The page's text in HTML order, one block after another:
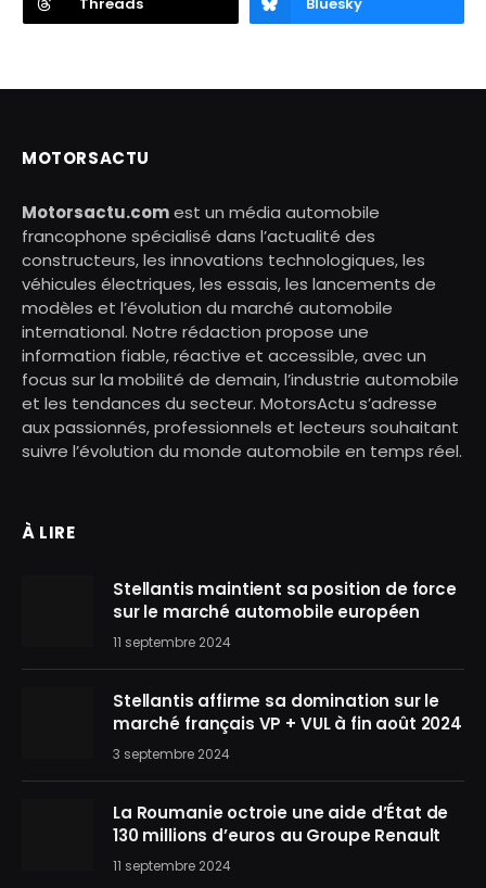
Threads Bluesky
MOTORSACTU
Motorsactu.comest un média automobile
francophone spécialisé dans l’actualité des
constructeurs, les innovations technologiques, les
véhicules électriques, les essais, les lancements de
modèles et l’évolution du marché automobile
international. Notre rédaction propose une
information fiable, réactive et accessible, avec un
focus sur la mobilité de demain, l’industrie automobile
et les tendances du secteur. MotorsActu s’adresse
aux passionnés, professionnels et lecteurs souhaitant
suivre l’évolution du monde automobile en temps réel.
À LIRE
Stellantis maintient sa position de force
sur le marché automobile européen
11 septembre 2024
Stellantis affirme sa domination sur le
marché français VP + VUL à fin août 2024
3 septembre 2024
La Roumanie octroie une aide d’État de
130 millions d’euros au Groupe Renault
11 septembre 2024